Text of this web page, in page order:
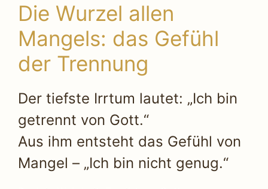
Die Wurzel allen
Mangels: das Gefühl
der Trennung
Der tiefste Irrtum lautet: „Ich bin
getrennt von Gott.“
Aus ihm entsteht das Gefühl von
Mangel – „Ich bin nicht genug.“